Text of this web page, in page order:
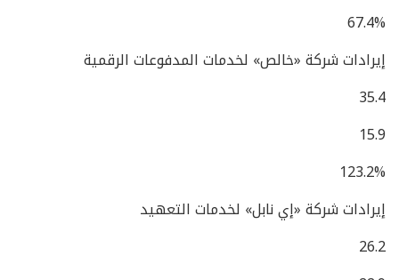
67.4%
إيرادات شركة «خالص» لخدمات المدفوعات الرقمية
35.4
15.9
123.2%
إيرادات شركة «إي نابل» لخدمات التعهيد
26.2